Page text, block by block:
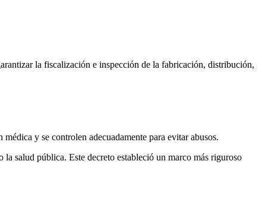
la fiscalización e inspección de la fabricación, distribución,
y se controlen adecuadamente para evitar abusos.
salud pública. Este decreto estableció un marco más riguroso